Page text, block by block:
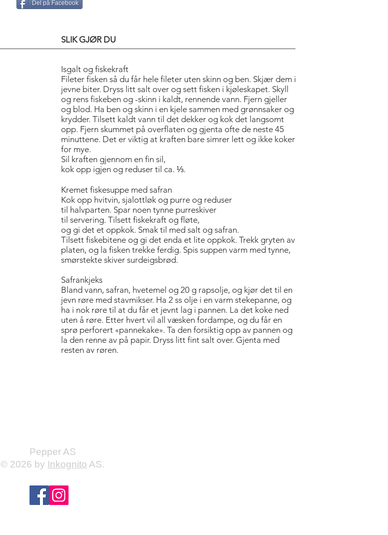
Del på Facebook
SLIK GJØR DU
Isgalt og fiskekraft
Fileter fisken så du får hele fileter uten skinn og ben. Skjær dem i
jevne biter. Dryss litt salt over og sett fisken i kjøleskapet. Skyll
og rens fiskeben og -skinn i kaldt, rennende vann. Fjern gjeller
og blod. Ha ben og skinn i en kjele sammen med grønn­saker og
krydder. Tilsett kaldt vann til det dekker og kok det langsomt
opp. Fjern skummet på ­overflaten og gjenta ofte de neste 45
minuttene. Det er viktig at kraften bare simrer lett og ikke koker
for mye.
Sil kraften gjennom en fin sil,
kok opp igjen og reduser til ca. ⅓.
Kremet fiskesuppe med safran
Kok opp hvitvin, sjalottløk og purre og reduser
til halvparten. Spar noen tynne purreskiver
til servering. Tilsett fiskekraft og fløte,
og gi det et oppkok. Smak til med salt og safran. ­
Tilsett ­fiskebitene og gi det enda et lite oppkok. Trekk gryten av
platen, og la fisken trekke ferdig. Spis suppen varm med tynne,
smørstekte skiver surdeigsbrød.
Safrankjeks
Bland vann, safran, hvetemel og 20 g rapsolje, og kjør det til en
jevn røre med stavmikser. Ha 2 ss olje i en varm stekepanne, og
ha i nok røre til at du får et jevnt lag i pannen. La det koke ned
uten å røre. Etter hvert vil all væsken fordampe, og du får en
sprø perforert «pannekake». Ta den forsiktig opp av pannen og
la den renne av på papir. Dryss litt fint salt over. Gjenta med
resten av røren.
Pepper AS
© 2026 by Inkognito AS.